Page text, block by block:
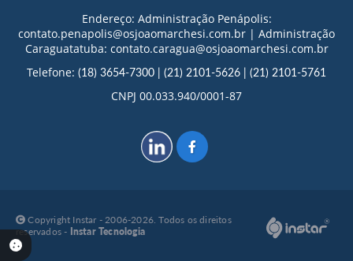
Endereço: Administração Penápolis:
contato.penapolis@osjoaomarchesi.com.br | Administração
Caraguatatuba: contato.caragua@osjoaomarchesi.com.br
Telefone: (18) 3654-7300 | (21) 2101-5626 | (21) 2101-5761
CNPJ 00.033.940/0001-87
Copyright Instar - 2006-2026. Todos os direitos
reservados - Instar Tecnologia